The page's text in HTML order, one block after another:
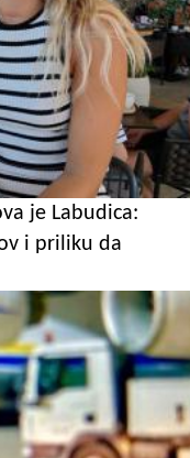
je Labudica:
i priliku da